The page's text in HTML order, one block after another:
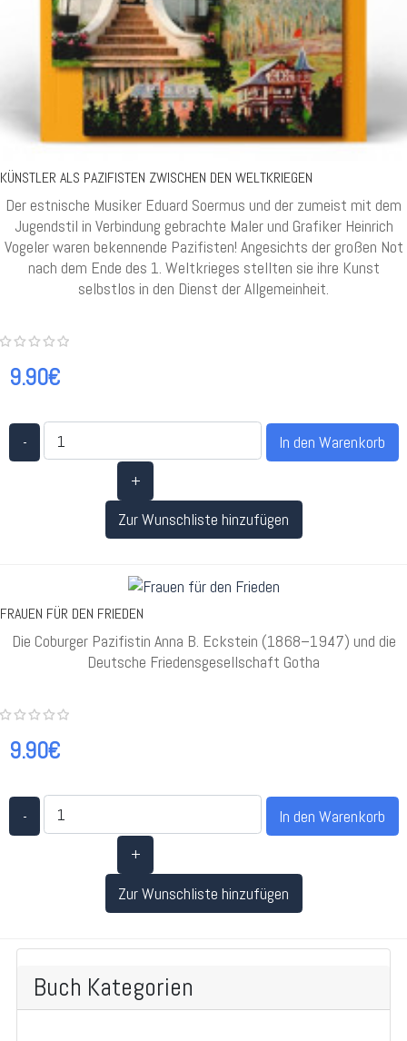
KÜNSTLER ALS PAZIFISTEN ZWISCHEN DEN WELTKRIEGEN
Der estnische Musiker Eduard Soermus und der zumeist mit dem
Jugendstil in Verbindung gebrachte Maler und Grafiker Heinrich
Vogeler waren bekennende Pazifisten! Angesichts der großen Not
nach dem Ende des 1. Weltkrieges stellten sie ihre Kunst
selbstlos in den Dienst der Allgemeinheit.
9.90€
-
+
Zur Wunschliste hinzufügen
FRAUEN FÜR DEN FRIEDEN
Die Coburger Pazifistin Anna B. Eckstein (1868–1947) und die
Deutsche Friedensgesellschaft Gotha
9.90€
-
+
Zur Wunschliste hinzufügen
Buch Kategorien